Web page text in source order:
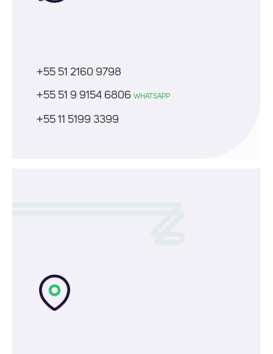
+55 51 2160 9798
+55 51 9 9154 6806 WHATSAPP
+55 11 5199 3399